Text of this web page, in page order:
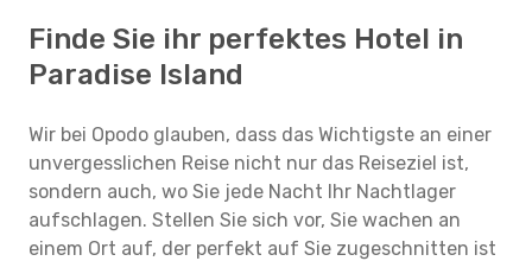
Finde Sie ihr perfektes Hotel in
Paradise Island
Wir bei Opodo glauben, dass das Wichtigste an einer
unvergesslichen Reise nicht nur das Reiseziel ist,
sondern auch, wo Sie jede Nacht Ihr Nachtlager
aufschlagen. Stellen Sie sich vor, Sie wachen an
einem Ort auf, der perfekt auf Sie zugeschnitten ist